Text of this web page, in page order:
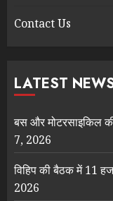
Contact Us
LATEST
बस और मोटरसाइकिल
7, 2026
विहिप की बैठक में 11
2026